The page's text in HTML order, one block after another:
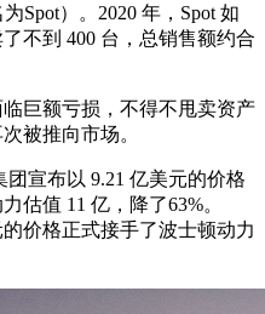
Spot）。2020 年，Spot 如
不到 400 台，总销售额约合
巨额亏损，不得不甩卖资产
被推向市场。
宣布以 9.21 亿美元的价格
估值 11 亿，降了63%。
价格正式接手了波士顿动力